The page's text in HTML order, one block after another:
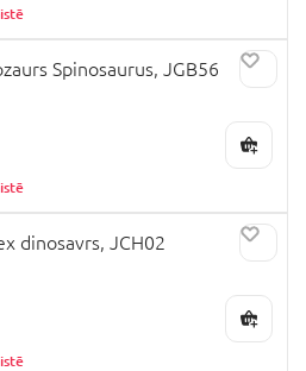
Spinosaurus, JGB56
dinosavrs, JCH02